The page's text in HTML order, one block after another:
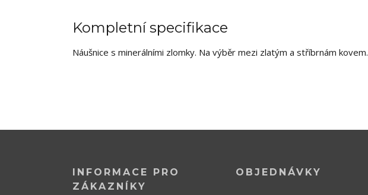
Kompletní specifikace
Náušnice s minerálními zlomky. Na výběr mezi zlatým a stříbrnám kovem.
INFORMACE PRO
ZÁKAZNÍKY
OBJEDNÁVKY